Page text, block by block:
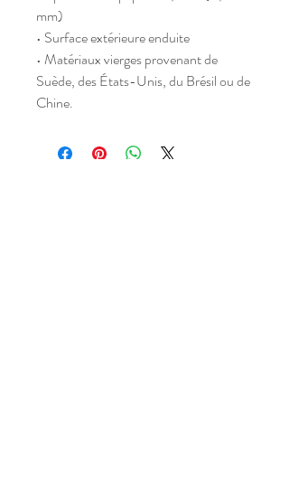
mm)
• Surface extérieure enduite
• Matériaux vierges provenant de
Suède, des États-Unis, du Brésil ou de
Chine.